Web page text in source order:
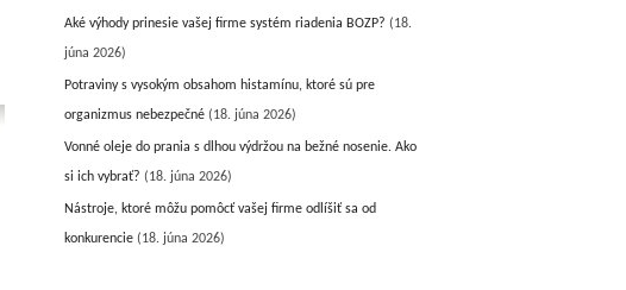
Aké výhody prinesie vašej firme systém riadenia BOZP? (18.
júna 2026)
Potraviny s vysokým obsahom histamínu, ktoré sú pre
organizmus nebezpečné (18. júna 2026)
Vonné oleje do prania s dlhou výdržou na bežné nosenie. Ako
si ich vybrať? (18. júna 2026)
Nástroje, ktoré môžu pomôcť vašej firme odlíšiť sa od
konkurencie (18. júna 2026)